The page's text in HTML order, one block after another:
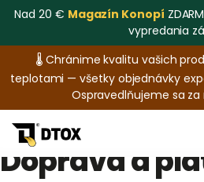
Nad 20 € Magazín Konopí
vypredania
🌡️ Chránime kvalitu vašich
teplotami — všetky objednávky
Ospravedlňujeme sa
Doprava a